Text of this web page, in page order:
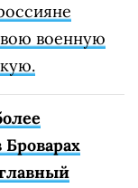
военную